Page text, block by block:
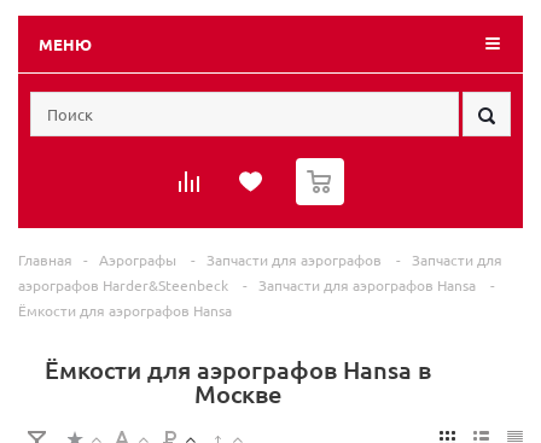
МЕНЮ
0
Главная - Аэрографы - Запчасти для аэрографов -
Запчасти для
аэрографов Harder&Steenbeck
- Запчасти для аэрографов Hansa
-
Ёмкости для аэрографов Hansa
Ёмкости для аэрографов Hansa в
Москве